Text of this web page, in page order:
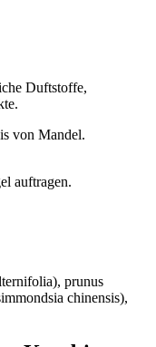
Duftstoffe,
von Mandel.
auftragen.
prunus
chinensis),